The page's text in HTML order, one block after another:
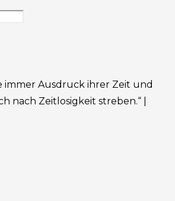
immer Ausdruck ihrer Zeit und
nach Zeitlosigkeit streben.“ |